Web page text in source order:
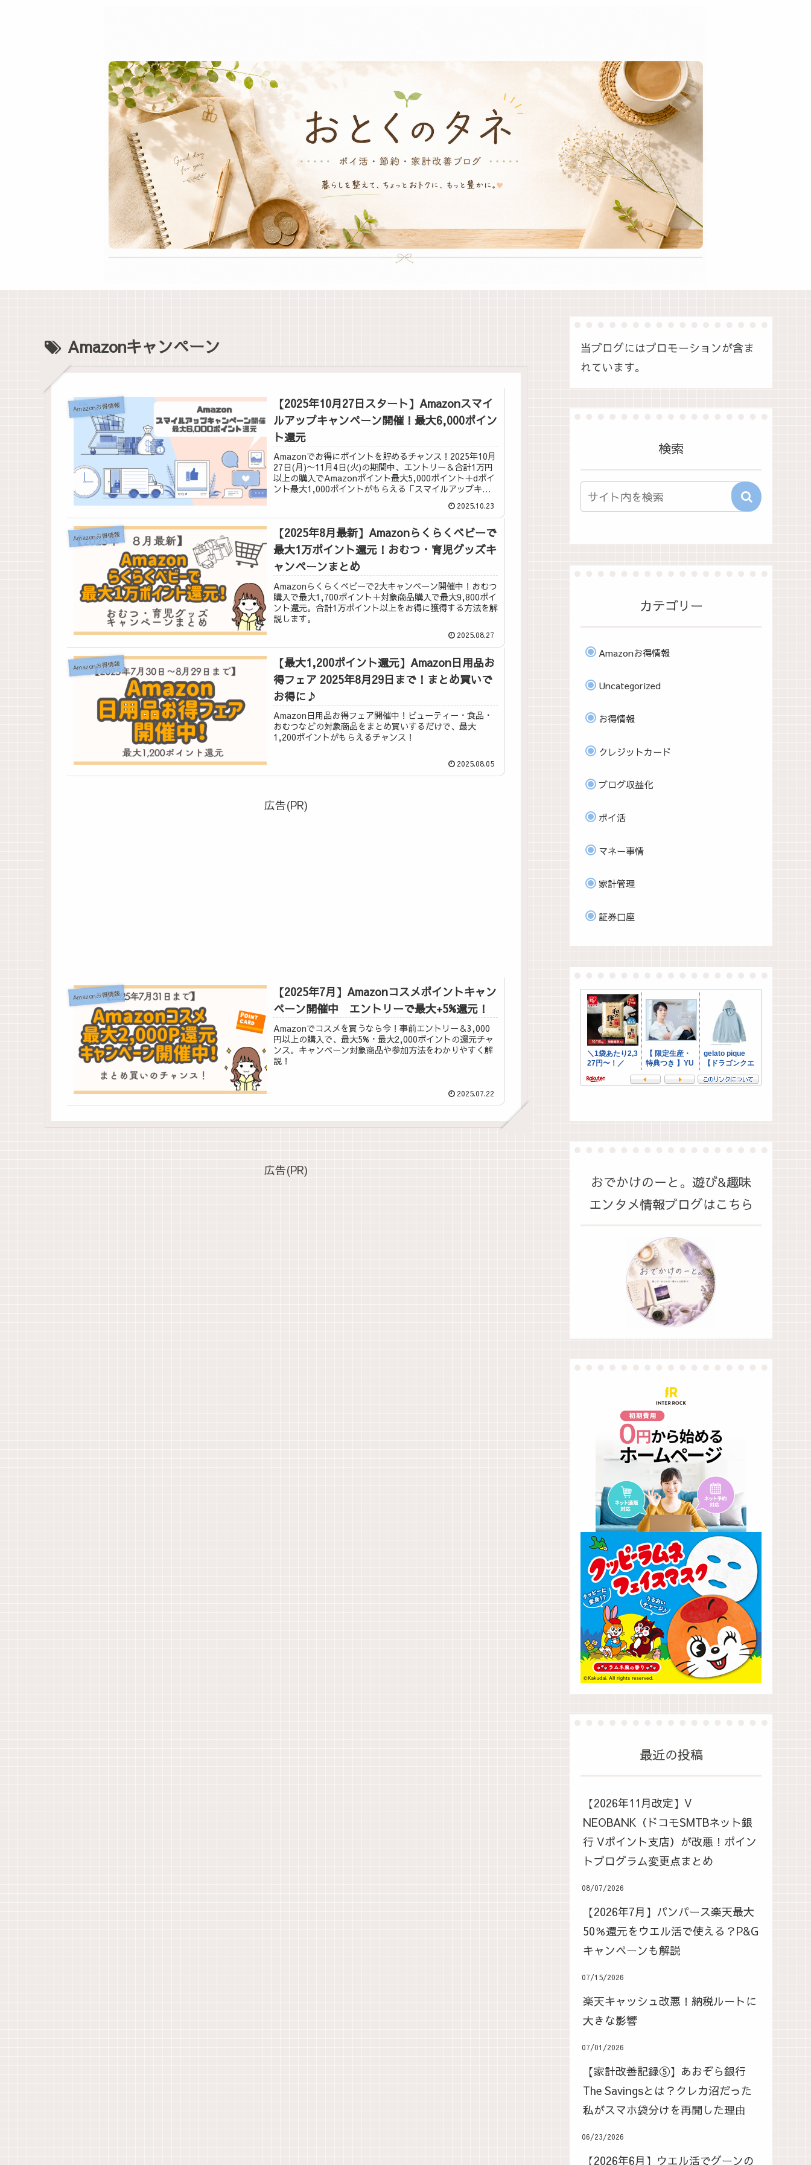
Amazonキャンペーン
Amazonお得情報
【2025年10月27日スタート】Amazonスマイ
ルアップキャンペーン開催！最大6,000ポイン
ト還元
Amazonでお得にポイントを貯めるチャンス！2025年10月
27日(月)〜11月4日(火)の期間中、エントリー＆合計1万円
以上の購入でAmazonポイント最大5,000ポイント＋dポイ
ント最大1,000ポイントがもらえる「スマイルアップキャ
ンペーン」開催。エントリー方法や対象外商品も詳しく解
2025.10.23
Amazonお得情報
【2025年8月最新】Amazonらくらくベビーで
最大1万ポイント還元！おむつ・育児グッズキ
ャンペーンまとめ
Amazonらくらくベビーで2大キャンペーン開催中！おむつ
購入で最大1,700ポイント＋対象商品購入で最大9,800ポイ
ント還元。合計1万ポイント以上をお得に獲得する方法を解
説します。
2025.08.27
Amazonお得情報
【最大1,200ポイント還元】Amazon日用品お
得フェア 2025年8月29日まで！まとめ買いで
お得に♪
Amazon日用品お得フェア開催中！ビューティー・食品・
おむつなどの対象商品をまとめ買いするだけで、最大
1,200ポイントがもらえるチャンス！
2025.08.05
広告(PR)
Amazonお得情報
【2025年7月】Amazonコスメポイントキャン
ペーン開催中 エントリーで最大+5%還元！
Amazonでコスメを買うなら今！事前エントリー＆3,000
円以上の購入で、最大5%・最大2,000ポイントの還元チャ
ンス。キャンペーン対象商品や参加方法をわかりやすく解
説！
2025.07.22
広告(PR)
当ブログにはプロモーションが含ま
れています。
検索
カテゴリー
Amazonお得情報
Uncategorized
お得情報
クレジットカード
ブログ収益化
ポイ活
マネー事情
家計管理
証券口座
おでかけのーと。遊び&趣味
エンタメ情報ブログはこちら
最近の投稿
【2026年11月改定】V
NEOBANK（ドコモSMTBネット銀
行 Vポイント支店）が改悪！ポイン
トプログラム変更点まとめ
08/07/2026
【2026年7月】パンパース楽天最大
50％還元をウエル活で使える？P&G
キャンペーンも解説
07/15/2026
楽天キャッシュ改悪！納税ルートに
大きな影響
07/01/2026
【家計改善記録⑤】あおぞら銀行
The Savingsとは？クレカ沼だった
私がスマホ袋分けを再開した理由
06/23/2026
【2026年6月】ウエル活でグーンの